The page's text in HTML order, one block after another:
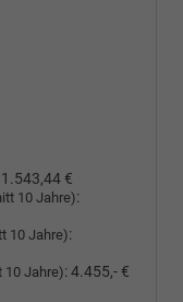
1.543,44 €
10 Jahre):
10 Jahre):
10 Jahre):4.455,- €